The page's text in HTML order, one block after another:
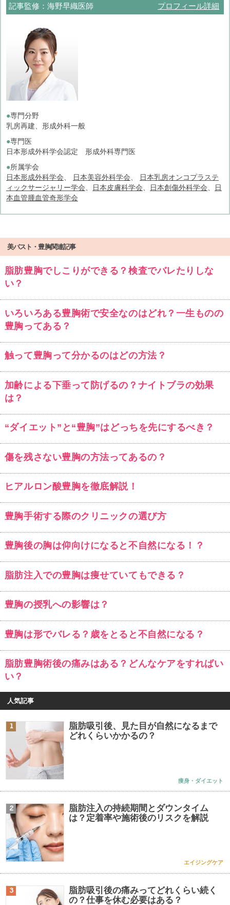
記事監修：海野早織医師 プロフィール詳細
●専門分野
乳房再建、形成外科一般
●専門医
日本形成外科学会認定 形成外科専門医
●所属学会
日本形成外科学会
日本美容外科学会
日本乳房オンコプラステ
ィックサージャリー学会
日本皮膚科学会 日本創傷外科学会
日
本血管腫血管奇形学会
美バスト・豊胸関連記事
脂肪豊胸でしこりができる？検査でバレたりしな
い？
いろいろある豊胸術で安全なのはどれ？一生ものの
豊胸ってある？
触って豊胸って分かるのはどの方法？
加齢による下垂って防げるの？ナイトブラの効果
は？
“ダイエット”と“豊胸”はどっちを先にするべき？
傷を残さない豊胸の方法ってあるの？
ヒアルロン酸豊胸を徹底解説！
豊胸手術する際のクリニックの選び方
豊胸後の胸は仰向けになると不自然になる！？
脂肪注入での豊胸は痩せていてもできる？
豊胸の授乳への影響は？
豊胸は形でバレる？歳をとると不自然になる？
脂肪豊胸術後の痛みはある？どんなケアをすればい
い？
人気記事
1
脂肪吸引後、見た目が自然になるまで
どれくらいかかるの？
痩身・ダイエット
2
脂肪注入の持続期間とダウンタイム
は？定着率や施術後のリスクを解説
エイジングケア
3
脂肪吸引後の痛みってどれくらい続く
の？仕事を休む必要はある？